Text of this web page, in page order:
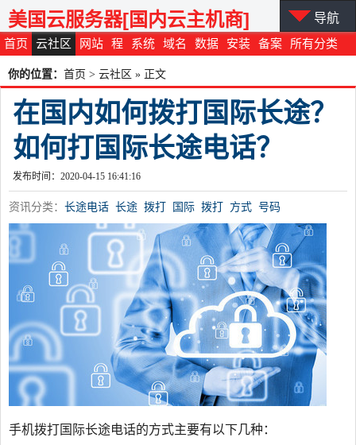
首页 云社区 网站 程 系统 域名 数据 安装 备案 所有分类
美国云服务器[国内云主机商] 导航
你的位置： 首页 > 云社区 » 正文
在国内如何拨打国际长途？
如何打国际长途电话？
发布时间：2020-04-15 16:41:16
资讯分类： 长途电话 长途 拨打 国际 拨打 方式 号码
手机拨打国际长途电话的方式主要有以下几种：